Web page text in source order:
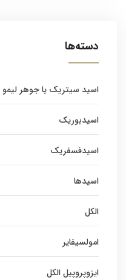
دسته‌ها
اسید سیتریک یا جوهر لیمو
اسیدبوریک
اسیدفسفریک
اسیدها
الکل
امولسیفایر
ایزوپروپیل الکل